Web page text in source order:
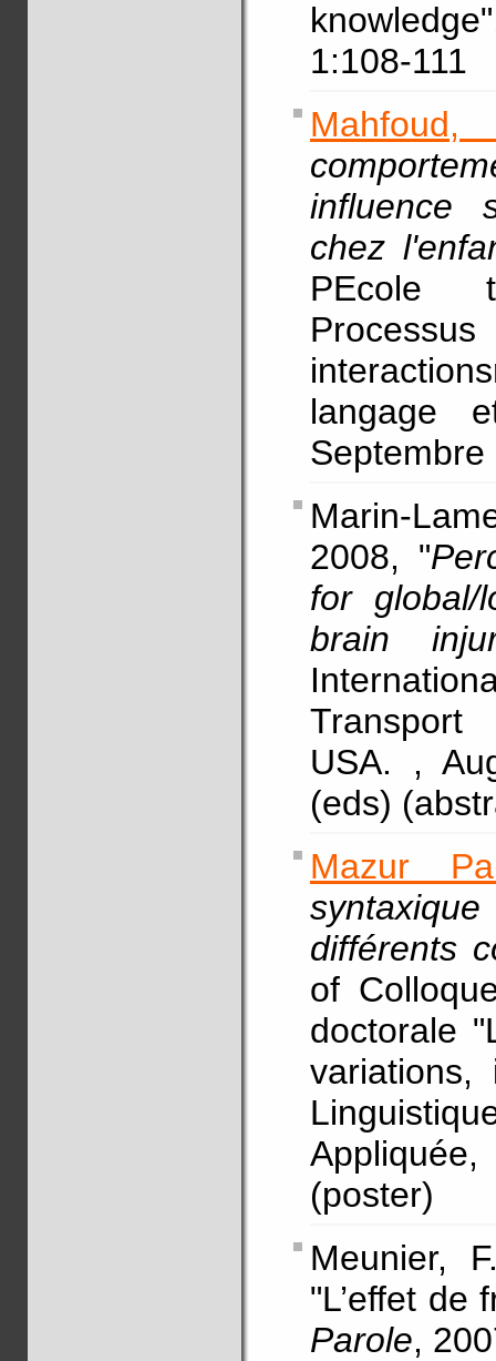
1:108-111
influence
chez
PEcole
langage
Marin-
2008, "
for global/
brain
Transport
USA. ,
(eds)
Mazur
différents
of
doctorale
(poster)
Meunier,
"L’effet de
Parole,